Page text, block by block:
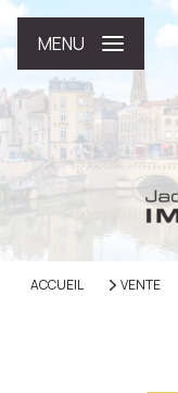
MENU
ACCUEIL VENTE